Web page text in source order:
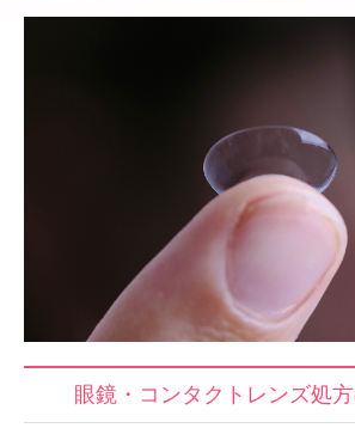
眼鏡・コンタクトレンズ処